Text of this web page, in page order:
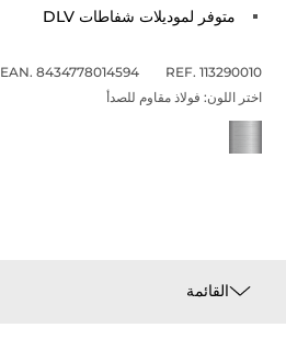
متوفر لموديلات شفاطات DLV
REF. 113290010
EAN. 8434778014594
اختر اللون: فولاذ مقاوم للصدأ
القائمة